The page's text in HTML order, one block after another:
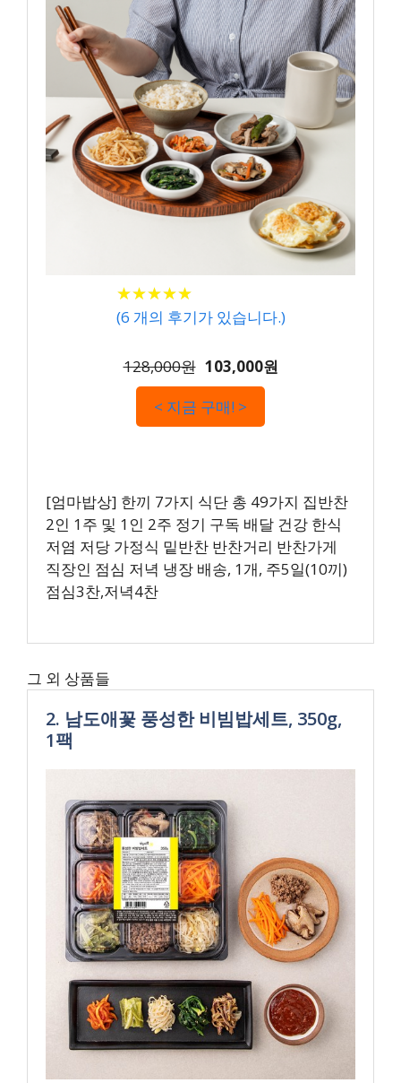
★★★★★
★★★★★
(6 개의 후기가 있습니다.)
128,000원 103,000원
< 지금 구매! >
[엄마밥상] 한끼 7가지 식단 총 49가지 집반찬
2인 1주 및 1인 2주 정기 구독 배달 건강 한식
저염 저당 가정식 밑반찬 반찬거리 반찬가게
직장인 점심 저녁 냉장 배송, 1개, 주5일(10끼)
점심3찬,저녁4찬
그 외 상품들
2. 남도애꽃 풍성한 비빔밥세트, 350g,
1팩